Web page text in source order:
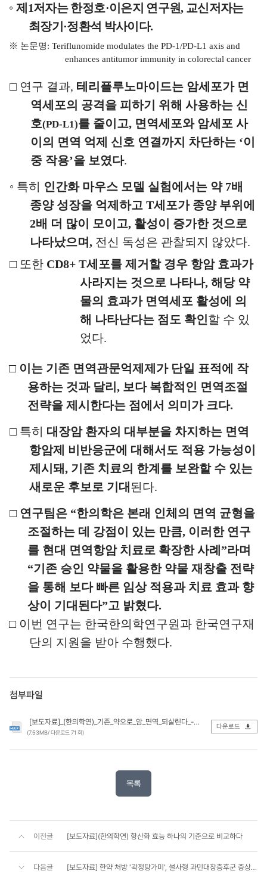
◦제 1저자는 한정호·이은지 연구원, 교신저자는
최장기 ·정환석 박사이다.
※ 논문명: Teriflunomide modulates the PD-1/PD-L1 axis and
enhances antitumor immunity in colorectal cancer
□ 연구 결과, 테리플루노마이드는 암세포가 면
역세포의 공격을 피하기 위해 사용하는 신
호(PD-L1)를 줄이고, 면역세포와 암세포 사
이의 면역 억제 신호 연결까지 차단하는 ‘이
중 작용’을 보였다.
◦ 특히 인간화 마우스 모델 실험에서는 약 7배
종양 성장을 억제하고 T세포가 종양 부위에
2배 더 많이 모이고, 활성이 증가한 것으로
나타났으며, 전신 독성은 관찰되지 않았다.
□ 또한 CD8+ T세포를 제거할 경우 항암 효과가
사라지는 것으로 나타나, 해당 약
물의 효과가 면역세포 활성에 의
해 나타난다는 점도 확인할 수 있
었다.
□ 이는 기존 면역관문억제제가 단일 표적에 작
용하는 것과 달리 , 보다 복합적인 면역조절
전략을 제시한다는 점에서 의미가 크다.
□ 특히 대장암 환자의 대부분을 차지하는 면역
항암제 비반응군에 대해서도 적용 가능성이
제시돼, 기존 치료의 한계를 보완할 수 있는
새로운 후보로 기대 된다.
□ 연구팀은 “한의학은 본래 인체의 면역 균형을
조절하는 데 강점이
있는 만큼, 이러한 연구
를 현대 면역항암 치료로 확장한 사례 ”라며
“기존 승인 약물을 활용한 약물 재창출 전략
을 통해 보다 빠른 임상 적용과 치료 효과 향
상이 기대된다”고 밝혔다.
□ 이번 연구는 한국한의학연구원과 한국연구재
단의 지원을 받아 수행했다.
첨부파일
[보도자료]_(한의학연)_기존_약으로_암_면역_되살린다_-_업로드.hwp
(7.53MB/ 다운로드 71 회)
다운로드
목록
이전글 [보도자료](한의학연) 항산화 효능 하나의 기준으로 비교하다
다음글 [보도자료] 한약 처방 '곽정탕가미', 설사형 과민대장증후군 증상 2배 이상 개선 효과 입증